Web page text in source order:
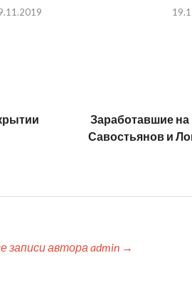
Заработавшие
Савостьянов и
записи автора admin →